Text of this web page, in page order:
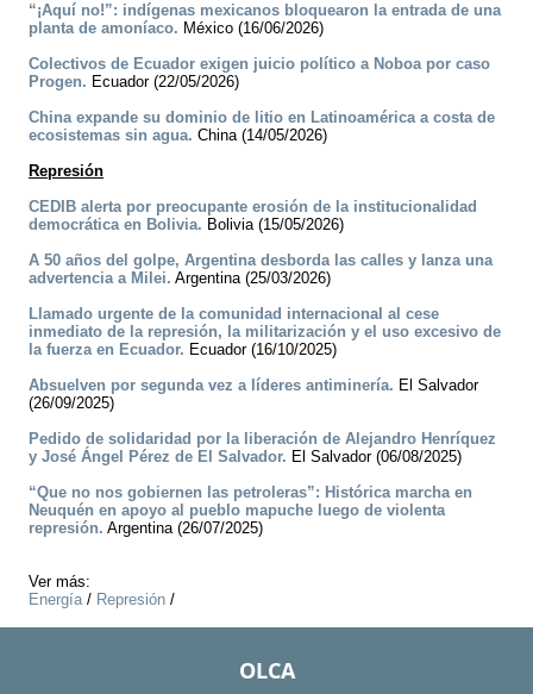
“¡Aquí no!”: indígenas mexicanos bloquearon la entrada de una
planta de amoníaco. México (16/06/2026)
Colectivos de Ecuador exigen juicio político a Noboa por caso
Progen. Ecuador (22/05/2026)
China expande su dominio de litio en Latinoamérica a costa de
ecosistemas sin agua. China (14/05/2026)
Represión
CEDIB alerta por preocupante erosión de la institucionalidad
democrática en Bolivia. Bolivia (15/05/2026)
A 50 años del golpe, Argentina desborda las calles y lanza una
advertencia a Milei. Argentina (25/03/2026)
Llamado urgente de la comunidad internacional al cese
inmediato de la represión, la militarización y el uso excesivo de
la fuerza en Ecuador. Ecuador (16/10/2025)
Absuelven por segunda vez a líderes antiminería. El Salvador
(26/09/2025)
Pedido de solidaridad por la liberación de Alejandro Henríquez
y José Ángel Pérez de El Salvador. El Salvador (06/08/2025)
“Que no nos gobiernen las petroleras”: Histórica marcha en
Neuquén en apoyo al pueblo mapuche luego de violenta
represión. Argentina (26/07/2025)
Ver más:
Energía/ Represión /
OLCA